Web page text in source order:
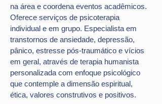
na área e coordena eventos acadêmicos.
Oferece serviços de psicoterapia
individual e em grupo. Especialista em
transtornos de ansiedade, depressão,
pânico, estresse pós-traumático e vícios
em geral, através de terapia humanista
personalizada com enfoque psicológico
que contemple a dimensão espiritual,
ética, valores construtivos e positivos.